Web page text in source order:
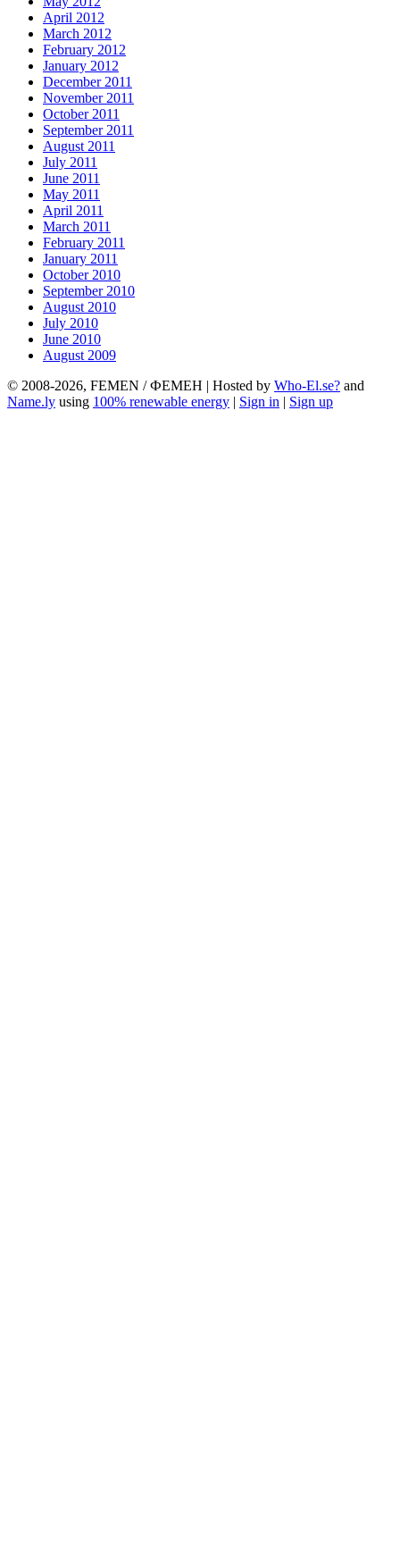
April 2012
March 2012
February 2012
January 2012
December 2011
November 2011
October 2011
September 2011
August 2011
July 2011
June 2011
May 2011
April 2011
March 2011
February 2011
January 2011
October 2010
September 2010
August 2010
July 2010
June 2010
August 2009
© 2008-2026, FEMEN / ФЕМЕН | Hosted by Who-El.se? and
Name.ly using 100% renewable energy | Sign in | Sign up